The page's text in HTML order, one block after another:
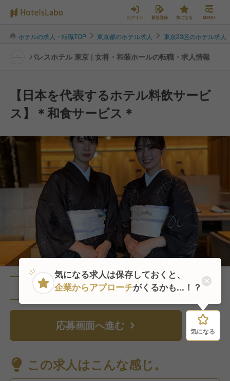
ログイン 新規登録 気になる MENU
ホテルの求人・転職TOP 東京都のホテル求人 東京23区のホテル求人
パレスホテル 東京 | 女将・和装ホールの転職・求人情報
【日本を代表するホテル料飲サービ
ス】＊和食サービス＊
直近5人がこの求人を検討中
応募画面へ進む 気になる
この求人はこんな感じ。
気になる
気になる求人は保存しておくと、
企業からアプローチがくるかも...！？